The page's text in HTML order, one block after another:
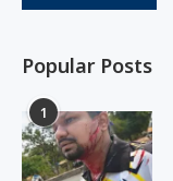
Popular Posts
1